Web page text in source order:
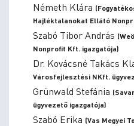
Németh Klára
Hajléktalanokat Ellátó
Szabó Tibor András
Nonprofit Kft. igazgatója)
Dr. Kovácsné Takács
Városfejlesztési NKft.
Grünwald Stefánia
ügyvezető igazgatója)
Szabó Erika (Vas Megyei